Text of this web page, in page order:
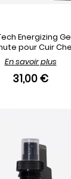
Energizing
pour Cuir
En savoir plus
31,00 €